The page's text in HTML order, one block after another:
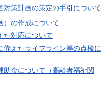
対策計画の策定の手引について
）の作成について
た対応について
備えたライフライン等の点検に
助金について（高齢者福祉関